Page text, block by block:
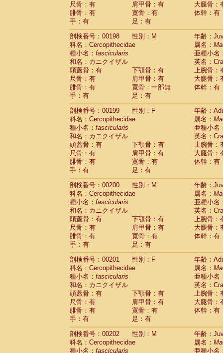
尺骨：有
肩甲骨：有
大腿骨：
腓骨：有
寛骨：有
体幹：有
手：有
足：有
剖検番号：00198
性別：M
年齢：
科名：Cercopithecidae
属名：
種小名： fascicularis
亜種小名
和名：カニクイザル
英名：
頭蓋骨：有
下顎骨：有
上腕骨：
尺骨：有
肩甲骨：有
大腿骨：
腓骨：有
寛骨：一部無
体幹：有
手：有
足：有
剖検番号：00199
性別：F
年齢：
科名：Cercopithecidae
属名：
種小名： fascicularis
亜種小名
和名：カニクイザル
英名：
頭蓋骨：有
下顎骨：有
上腕骨：
尺骨：有
肩甲骨：有
大腿骨：
腓骨：有
寛骨：有
体幹：有
手：有
足：有
剖検番号：00200
性別：M
年齢：
科名：Cercopithecidae
属名：
種小名： fascicularis
亜種小名
和名：カニクイザル
英名：
頭蓋骨：有
下顎骨：有
上腕骨：
尺骨：有
肩甲骨：有
大腿骨：
腓骨：有
寛骨：有
体幹：有
手：有
足：有
剖検番号：00201
性別：F
年齢：
科名：Cercopithecidae
属名：
種小名： fascicularis
亜種小名
和名：カニクイザル
英名：
頭蓋骨：有
下顎骨：有
上腕骨：
尺骨：有
肩甲骨：有
大腿骨：
腓骨：有
寛骨：有
体幹：有
手：有
足：有
剖検番号：00202
性別：M
年齢：
科名：Cercopithecidae
属名：
種小名： fascicularis 亜種小名